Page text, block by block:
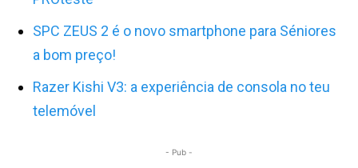
SPC ZEUS 2 é o novo smartphone para Séniores
a bom preço!
Razer Kishi V3: a experiência de consola no teu
telemóvel
- Pub -